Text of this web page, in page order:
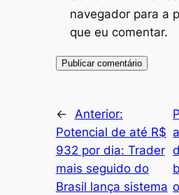
navegador para a
que eu comentar.
← Anterior:
Potencial de até R$
932 por dia: Trader
mais seguido do
Brasil lança sistema